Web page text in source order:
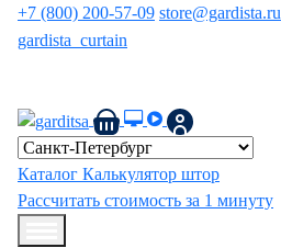
+7 (800) 200-57-09 store@gardista.ru
gardista_curtain
Каталог Калькулятор штор
Рассчитать стоимость за 1 минуту